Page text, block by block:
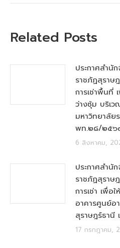
Related Posts
ประกาศสำนั
ราชภัฏสุราษ
การเช่าพื้นที่
ว่างซุ้ม บริเว
มหาวิทยาลัย
พท.๒๘/๒๕๖
6 สิงหาคม,
ประกาศสำนั
ราชภัฏสุราษ
การเช่า เพื่อ
อาคารศูนย์อ
สุราษฎร์ธา
17 กรกฎาคม,